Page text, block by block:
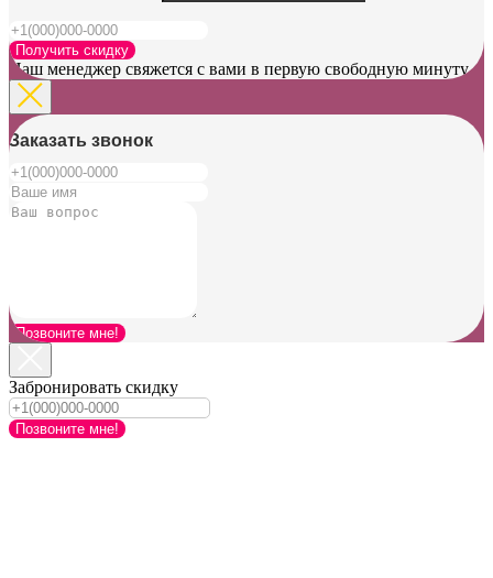
Получить скидку
Наш менеджер свяжется с вами в первую свободную минуту
Заказать звонок
Позвоните мне!
Забронировать скидку
Позвоните мне!